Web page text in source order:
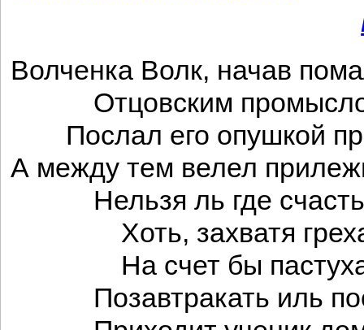
Волченка Волк, начав
Отцовским
Послал его опушкой
А между тем велел
Нельзя ль где
Хоть, захватя
На счет бы
Позавтракать иль